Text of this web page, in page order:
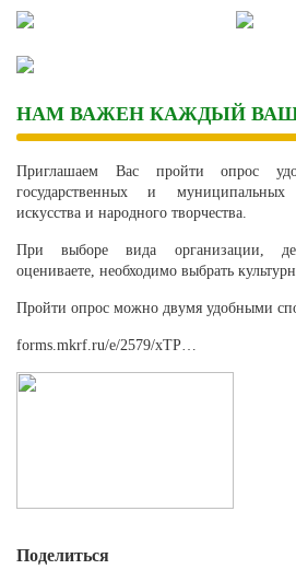
Skip
content
НАМ ВАЖЕН КАЖДЫЙ
Приглашаем Вас пройти опрос
государственных и муниципальных
искусства и народного творчества.
При выборе вида организации,
оцениваете, необходимо выбрать
Пройти опрос можно двумя удобными
forms.mkrf.ru/e/2579/xTP…
Поделиться